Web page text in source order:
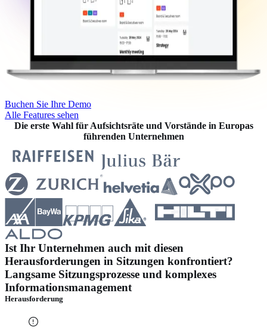
Buchen Sie Ihre Demo
Alle Features sehen
Die erste Wahl für Aufsichtsräte und Vorstände in Europas
führenden Unternehmen
Ist Ihr Unternehmen auch mit diesen
Herausforderungen in Sitzungen konfrontiert?
Langsame Sitzungsprozesse und komplexes
Informationsmanagement
Herausforderung